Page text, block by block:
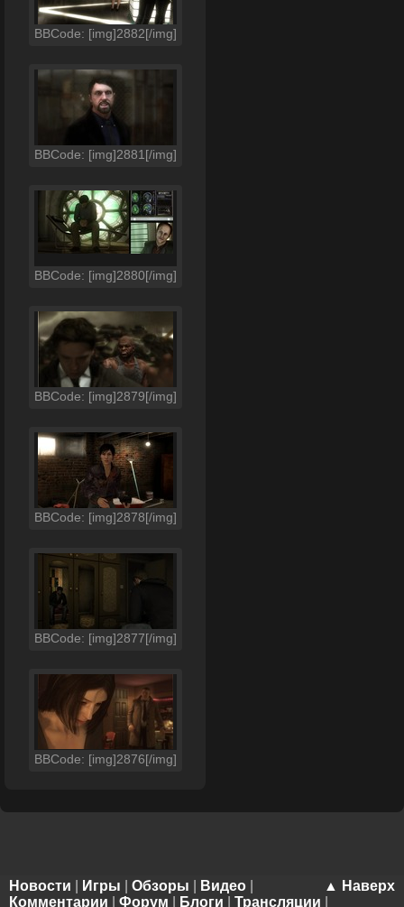
BBCode: [img]2882[/img]
BBCode: [img]2881[/img]
BBCode: [img]2880[/img]
BBCode: [img]2879[/img]
BBCode: [img]2878[/img]
BBCode: [img]2877[/img]
BBCode: [img]2876[/img]
▲ Наверх
Новости Игры Обзоры Видео
Комментарии
Форум Блоги Трансляции